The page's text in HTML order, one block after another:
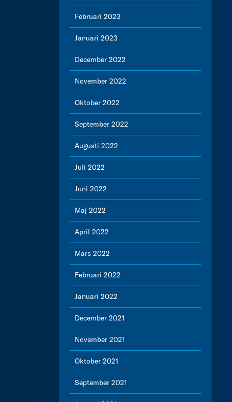
Februari 2023
Januari 2023
December 2022
November 2022
Oktober 2022
September 2022
Augusti 2022
Juli 2022
Juni 2022
Maj 2022
April 2022
Mars 2022
Februari 2022
Januari 2022
December 2021
November 2021
Oktober 2021
September 2021